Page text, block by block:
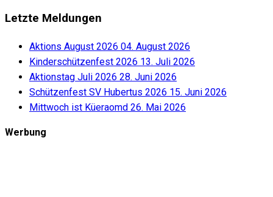
Letzte Meldungen
Aktions August 2026 04. August 2026
Kinderschützenfest 2026 13. Juli 2026
Aktionstag Juli 2026 28. Juni 2026
Schützenfest SV Hubertus 2026 15. Juni 2026
Mittwoch ist Küeraomd 26. Mai 2026
Werbung